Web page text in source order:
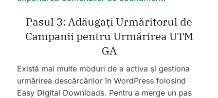
Pasul 3: Adăugați Urmăritorul de
Campanii pentru Urmărirea UTM
GA
Există mai multe moduri de a activa și gestiona
urmărirea descărcărilor în WordPress folosind
Easy Digital Downloads. Pentru a merge un pas